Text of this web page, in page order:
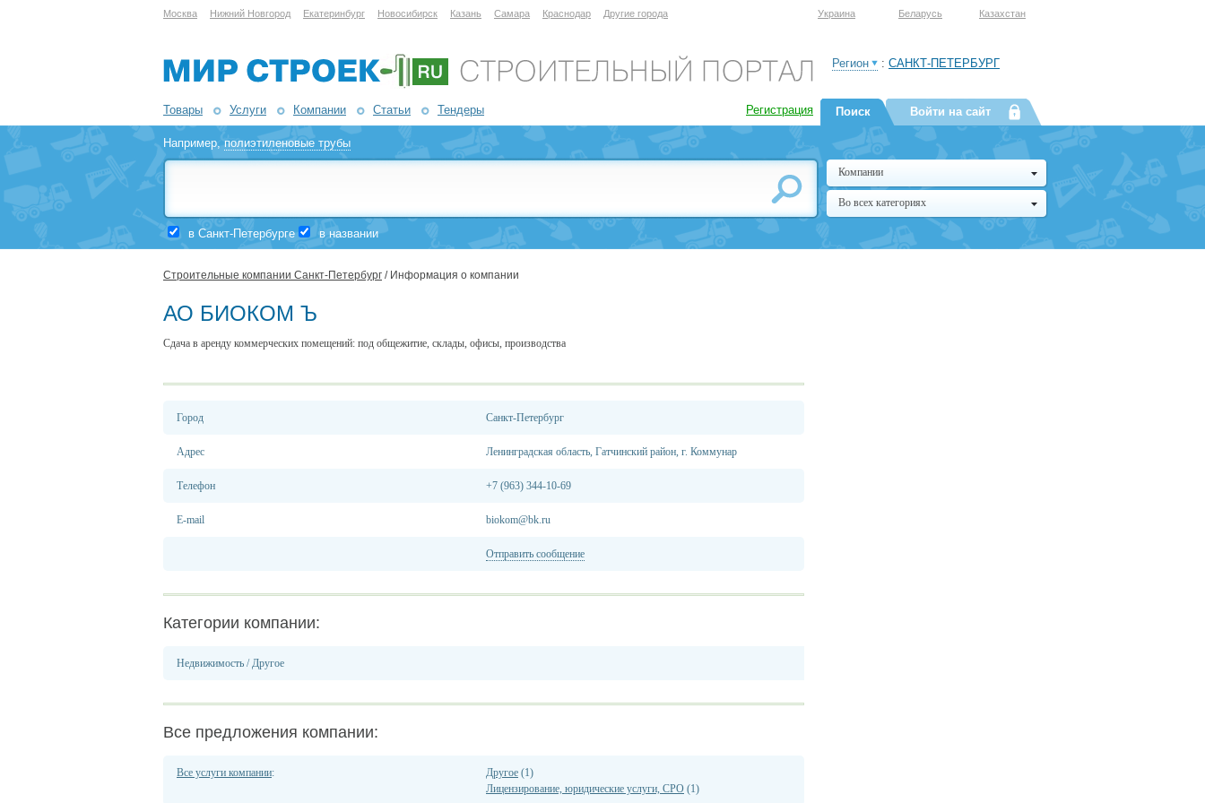
Москва Нижний Новгород Екатеринбург Новосибирск Казань Самара Краснодар Другие города Украина Беларусь Казахстан
Товары Услуги Компании Статьи Тендеры Регистрация
Регион : САНКТ-ПЕТЕРБУРГ
Например,полиэтиленовые трубы
в Санкт-Петербурге в названии
Поиск Войти на сайт
Компании
Во всех категориях
Строительные компании Санкт-Петербург / Информация о компании
АО БИОКОМ Ъ
Сдача в аренду коммерческих помещений: под общежитие, склады, офисы, производства
Город Санкт-Петербург
Адрес Ленинградская область, Гатчинский район, г. Коммунар
Телефон +7 (963) 344-10-69
E-mail biokom@bk.ru
Отправить сообщение
Категории компании:
Недвижимость /Другое
Все предложения компании:
Все услуги компании: Другое (1)
Лицензирование, юридические услуги, СРО (1)